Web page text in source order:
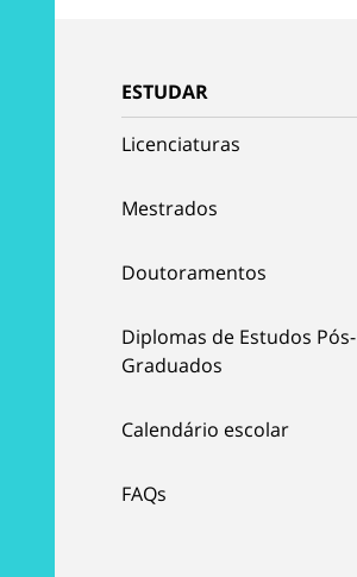
ESTUDAR
Licenciaturas
Mestrados
Doutoramentos
Diplomas de Estudos Pós-
Graduados
Calendário escolar
FAQs